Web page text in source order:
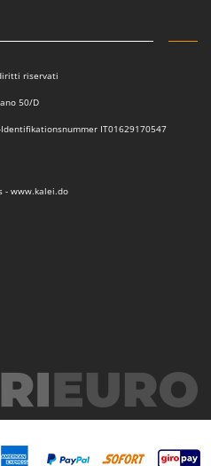
- Freischneider
Rührwerk
riservati
50/D
IT01629170547
- www.kalei.do